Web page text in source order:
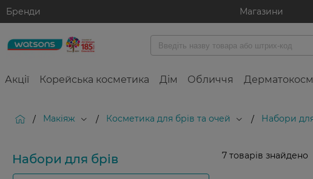
Бренди Магазини
Акції Корейська косметика Дім Обличчя
/ Макіяж / Косметика для брів та очей / Набори
Набори для брів 7 товарів знайдено